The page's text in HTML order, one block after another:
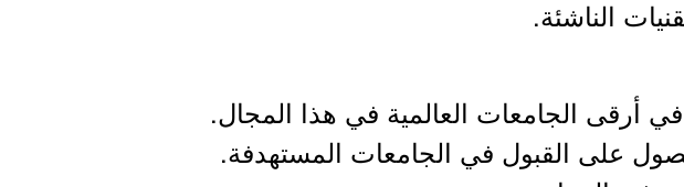
الناشئة.
أرقى الجامعات العالمية في هذا المجال.
على القبول في الجامعات المستهدفة.